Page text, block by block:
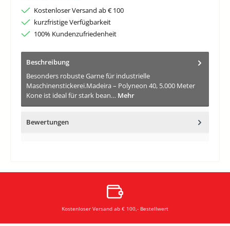
Kostenloser Versand ab € 100
kurzfristige Verfügbarkeit
100% Kundenzufriedenheit
Beschreibung
Besonders robuste Garne für industrielle
Maschinenstickerei.Madeira – Polyneon 40, 5.000 Meter
Kone ist ideal für stark bean… Mehr
Bewertungen
Kostenloser Versand ab € 100,- Bestellwert